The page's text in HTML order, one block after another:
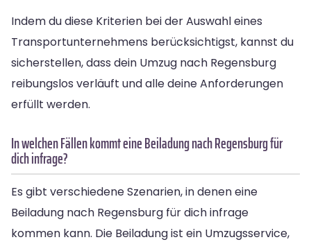
Indem du diese Kriterien bei der Auswahl eines
Transportunternehmens berücksichtigst, kannst du
sicherstellen, dass dein Umzug nach Regensburg
reibungslos verläuft und alle deine Anforderungen
erfüllt werden.
In welchen Fällen kommt eine Beiladung nach Regensburg für
dich infrage?
Es gibt verschiedene Szenarien, in denen eine
Beiladung nach Regensburg für dich infrage
kommen kann. Die Beiladung ist ein Umzugsservice,